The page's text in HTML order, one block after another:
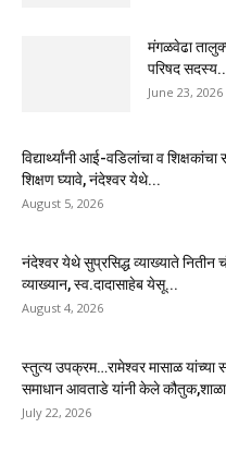
मंगळवेढा
परिषद
June 23, 2026
विद्यार्थ्यांनी आई-वडिलांचा व
शिक्षण घ्यावे, नंदेश्वर येथे...
August 5, 2026
नंदेश्वर येथे सुप्रसिद्ध व्याख्याते नितीन
व्याख्यान, स्व.दादासाहेब येसू...
August 4, 2026
स्तुत्य उपक्रम…रामेश्वर मासाळ
समाधान आवताडे यांनी केले
July 22, 2026